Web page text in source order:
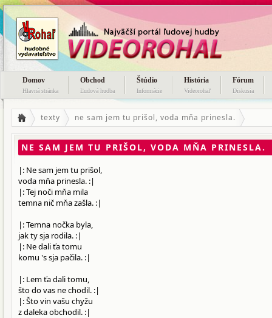
Domov
Hlavná stránka
Obchod
Ľudová hudba
Štúdio
Informácie
História
Videorohaľ
Fórum
Diskusia
texty ne sam jem tu prišol, voda mňa prinesla.
NE SAM JEM TU PRIŠOL, VODA MŇA PRINESLA.
|: Ne sam jem tu prišol,
voda mňa prinesla. :|
|: Tej noči mňa mila
temna nič mňa zašla. :|
|: Temna nočka byla,
jak ty sja rodila. :|
|: Ne dali ťa tomu
komu 's sja pačila. :|
|: Lem ťa dali tomu,
što do vas ne chodil. :|
|: Što vin vašu chyžu
z daleka obchodil. :|